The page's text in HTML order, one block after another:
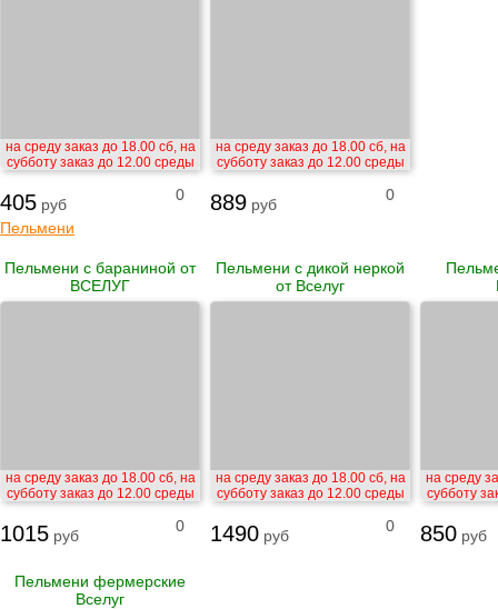
на среду заказ до 18.00 сб, на
субботу заказ до 12.00 среды
405 руб
0
на среду заказ до 18.00 сб, на
субботу заказ до 12.00 среды
889 руб
0
Пельмени
Пельмени с бараниной от
ВСЕЛУГ
на среду заказ до 18.00 сб, на
субботу заказ до 12.00 среды
1015 руб
0
Пельмени с дикой неркой
от Вселуг
на среду заказ до 18.00 сб, на
субботу заказ до 12.00 среды
1490 руб
0
на среду
субботу
850 руб
Пельмени фермерские
Вселуг